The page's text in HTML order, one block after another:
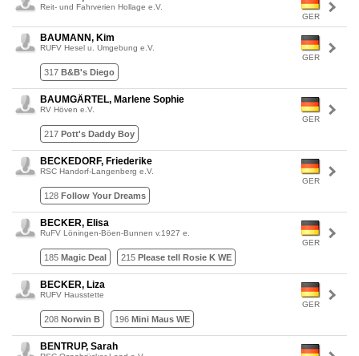
GER
Reit- und Fahrverien Hollage e.V.
GER
BAUMANN, Kim
RUFV Hesel u. Umgebung e.V.
317 B&B's Diego
GER
BAUMGÄRTEL, Marlene Sophie
RV Höven e.V.
217 Pott's Daddy Boy
GER
BECKEDORF, Friederike
RSC Handorf-Langenberg e.V.
128 Follow Your Dreams
GER
BECKER, Elisa
RuFV Löningen-Böen-Bunnen v.1927 e.
185 Magic Deal 215 Please tell Rosie K WE
GER
BECKER, Liza
RUFV Hausstette
208 Norwin B 196 Mini Maus WE
BENTRUP, Sarah